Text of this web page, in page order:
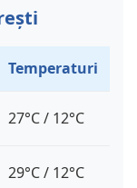
Temperaturi
27°C / 12°C
29°C / 12°C